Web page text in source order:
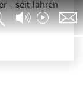
– seit Jahren